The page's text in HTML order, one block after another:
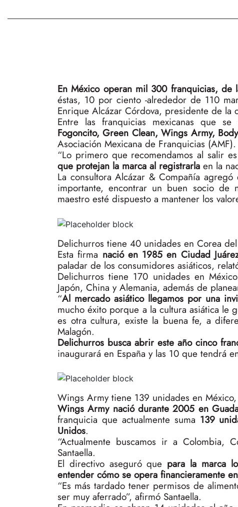
En México operan mil 300 franquicias, de
éstas, 10 por ciento -alrededor de 110
Enrique Alcázar Córdova, presidente de la
Entre las franquicias mexicanas que
Fogoncito, Green Clean, Wings Army,
Asociación Mexicana de Franquicias (AMF).
“Lo primero que recomendamos al salir
que protejan la marca al registrarla en la
La consultora Alcázar & Compañía
importante, encontrar un buen socio de
maestro esté dispuesto a mantener los
Delichurros tiene 40 unidades en Corea
Esta firma nació en 1985 en Ciudad
paladar de los consumidores asiáticos,
Delichurros tiene 170 unidades en
Japón, China y Alemania, además de
“Al mercado asiático llegamos por una
mucho éxito porque a la cultura asiática le
es otra cultura, existe la buena fe, a
Malagón.
Delichurros busca abrir este año cinco
inaugurará en España y las 10 que tendrá
Wings Army tiene 139 unidades en
Wings Army nació durante 2005 en
franquicia que actualmente suma 139
Unidos.
“Actualmente buscamos ir a Colombia,
Santaella.
El directivo aseguró que para la marca
entender cómo se opera financieramente
“Es más tardado tener permisos de
ser muy aferrado”, afirmó Santaella.